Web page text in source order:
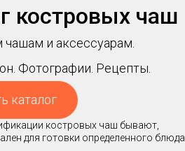
костровых чаш
и аксессуарам.
Фотографии. Рецепты.
каталог
костровых чаш бывают,
для готовки определенного блюда